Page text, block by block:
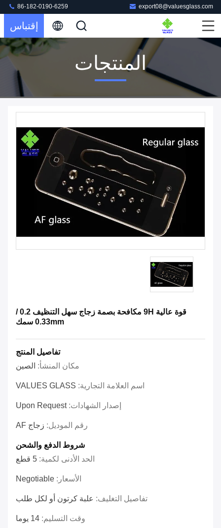
export08@valuesglass.com
86-182-0190-6259
إقتباس
المنتجات
قوة عالية 9H مكافحة بصمة زجاج سهل التنظيف 0.2 /
0.33mm سمك
تفاصيل المنتج
مكان المنشأ: الصين
اسم العلامة التجارية: VALUES GLASS
إصدار الشهادات:Upon Request
رقم الموديل: زجاج AF
شروط الدفع والشحن
الحد الأدنى لكمية: 5 قطع
الأسعار: Negotiable
تفاصيل التغليف: علبة كرتون أو لكل طلب
وقت التسليم: 14 يوما